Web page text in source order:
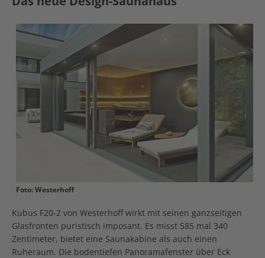
Foto: Westerhoff
Kubus F20-2 von Westerhoff wirkt mit seinen ganzseitigen
Glasfronten puristisch imposant. Es misst 585 mal 340
Zentimeter, bietet eine Saunakabine als auch einen
Ruheraum. Die bodentiefen Panoramafenster über Eck